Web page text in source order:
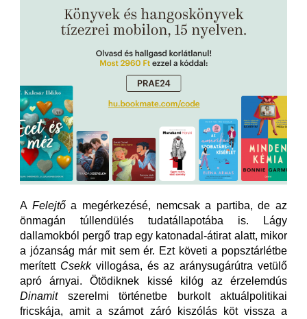
A Felejtőa megérkezésé, nemcsak a partiba, de az
önmagán túllendülés tudatállapotába is. Lágy
dallamokból pergő trap egy katonadal-átirat alatt, mikor
a józanság már mit sem ér. Ezt követi a popsztárlétbe
merített Csekk villogása, és az aránysugárútra vetülő
apró árnyai. Ötödiknek kissé kilóg az érzelemdús
Dinamitszerelmi történetbe burkolt aktuálpolitikai
fricskája, amit a számot záró kiszólás köt vissza a